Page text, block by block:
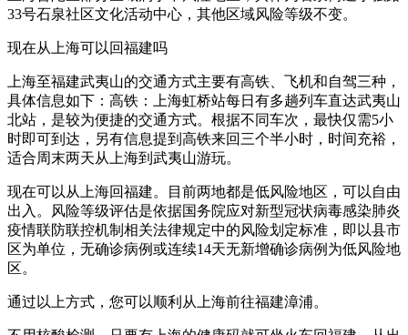
33号石泉社区文化活动中心，其他区域风险等级不变。
现在从上海可以回福建吗
上海至福建武夷山的交通方式主要有高铁、飞机和自驾三种，
具体信息如下：高铁：上海虹桥站每日有多趟列车直达武夷山
北站，是较为便捷的交通方式。根据不同车次，最快仅需5小
时即可到达，另有信息提到高铁来回三个半小时，时间充裕，
适合周末两天从上海到武夷山游玩。
现在可以从上海回福建。目前两地都是低风险地区，可以自由
出入。风险等级评估是依据国务院应对新型冠状病毒感染肺炎
疫情联防联控机制相关法律规定中的风险划定标准，即以县市
区为单位，无确诊病例或连续14天无新增确诊病例为低风险地
区。
通过以上方式，您可以顺利从上海前往福建漳浦。